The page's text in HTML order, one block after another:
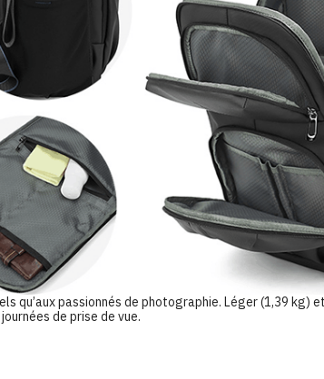
passionnés de photographie. Léger (1,39 kg)
de prise de vue.